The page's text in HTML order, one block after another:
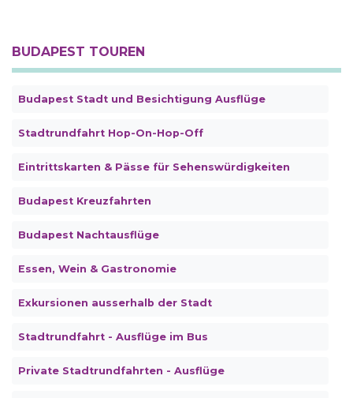
BUDAPEST TOUREN
Budapest Stadt und Besichtigung Ausflüge
Stadtrundfahrt Hop-On-Hop-Off
Eintrittskarten & Pässe für Sehenswürdigkeiten
Budapest Kreuzfahrten
Budapest Nachtausflüge
Essen, Wein & Gastronomie
Exkursionen ausserhalb der Stadt
Stadtrundfahrt - Ausflüge im Bus
Private Stadtrundfahrten - Ausflüge